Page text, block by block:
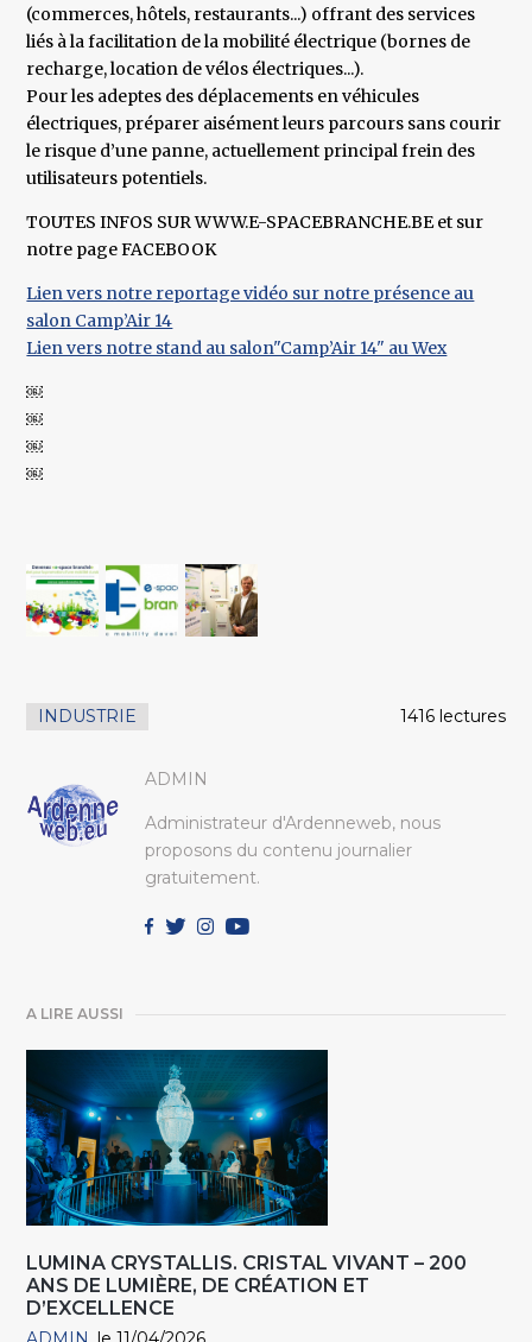
(commerces, hôtels, restaurants...) offrant des services
liés à la facilitation de la mobilité électrique (bornes de
recharge, location de vélos électriques...).
Pour les adeptes des déplacements en véhicules
électriques, préparer aisément leurs parcours sans courir
le risque d’une panne, actuellement principal frein des
utilisateurs potentiels.
TOUTES INFOS SUR WWW.E-SPACEBRANCHE.BE et sur
notre page FACEBOOK
Lien vers notre reportage vidéo sur notre présence au
salon Camp’Air 14
Lien vers notre stand au salon"Camp’Air 14" au Wex
￼
￼
￼
￼
INDUSTRIE 1416 lectures
ADMIN
Administrateur d'Ardenneweb, nous
proposons du contenu journalier
gratuitement.
A LIRE AUSSI
LUMINA CRYSTALLIS. CRISTAL VIVANT – 200
ANS DE LUMIÈRE, DE CRÉATION ET
D’EXCELLENCE